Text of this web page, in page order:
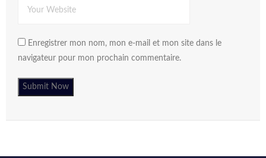
Enregistrer mon nom, mon e-mail et mon site dans le
navigateur pour mon prochain commentaire.